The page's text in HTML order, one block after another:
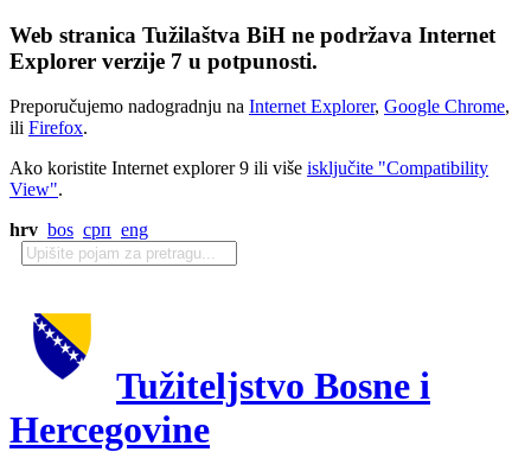
Web stranica Tužilaštva BiH ne podržava Internet
Explorer verzije 7 u potpunosti.
Preporučujemo nadogradnju na Internet Explorer, Google Chrome,
ili Firefox.
Ako koristite Internet explorer 9 ili više isključite "Compatibility
View".
hrv bos срп eng
Tužiteljstvo Bosne i
Hercegovine